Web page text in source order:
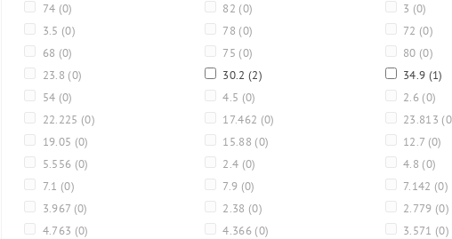
74 (0) 82 (0) 3 (0)
3.5 (0) 78 (0) 72 (0)
68 (0) 75 (0) 80 (0)
23.8 (0) 30.2 (2) 34.9 (1)
54 (0) 4.5 (0) 2.6 (0)
22.225 (0) 17.462 (0) 23.813
19.05 (0) 15.88 (0) 12.7 (0)
5.556 (0) 2.4 (0) 4.8 (0)
7.1 (0) 7.9 (0) 7.142 (0)
3.967 (0) 2.38 (0) 2.779 (0)
4.763 (0) 4.366 (0) 3.571 (0)